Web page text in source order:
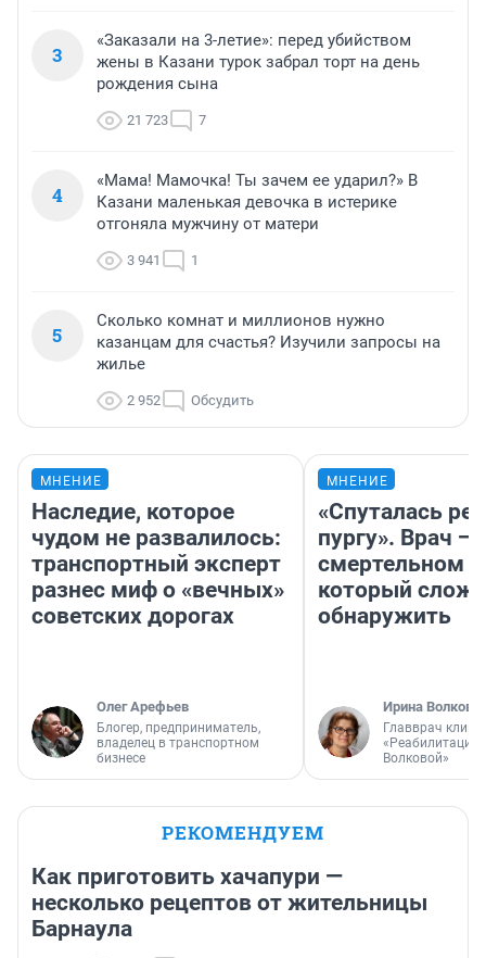
3
«Заказали на 3-летие»: перед убийством
жены в Казани турок забрал торт на день
рождения сына
21 723 7
4
«Мама! Мамочка! Ты зачем ее ударил?» В
Казани маленькая девочка в истерике
отгоняла мужчину от матери
3 941 1
5
Сколько комнат и миллионов нужно
казанцам для счастья? Изучили запросы на
жилье
2 952 Обсудить
МНЕНИЕ
Наследие, которое
чудом не развалилось:
транспортный эксперт
разнес миф о «вечных»
советских дорогах
Олег Арефьев
Блогер, предприниматель,
владелец в транспортном
бизнесе
МНЕНИЕ
«Спуталась
пургу». Врач —
смертельном
который
обнаружить
Ирина Волкова
Главврач
«Реабилитация
Волковой»
РЕКОМЕНДУЕМ
Как приготовить хачапури —
несколько рецептов от жительницы
Барнаула